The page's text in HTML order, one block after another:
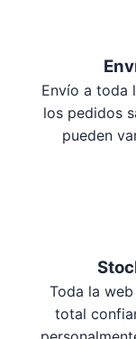
Envío a toda
los pedidos
pueden
Toda la
total